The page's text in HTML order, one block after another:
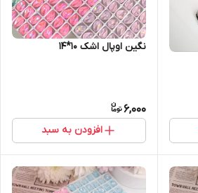
نگین اوپال اشک ۱۰*۱۴
6,000
افزودن به سبد